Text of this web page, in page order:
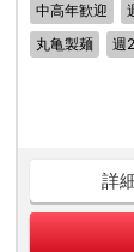
中高年歓迎
丸亀製麺
週
詳